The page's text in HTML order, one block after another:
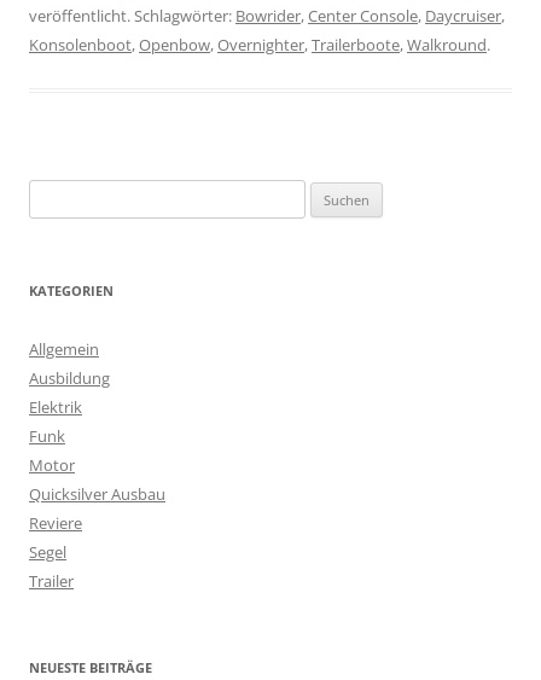
veröffentlicht. Schlagwörter: Bowrider,Center Console, Daycruiser,
Konsolenboot,Openbow,Overnighter,Trailerboote,Walkround.
u
KATEGORIEN
Allgemein
Ausbildung
Elektrik
Funk
Motor
Quicksilver Ausbau
Reviere
Segel
Trailer
NEUESTE BEITRÄGE